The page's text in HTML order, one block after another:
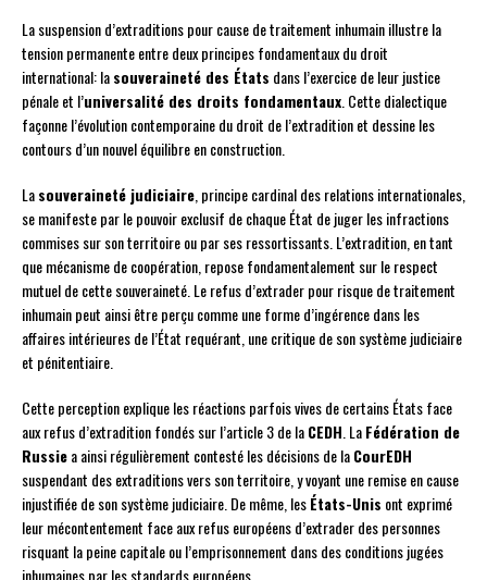
La suspension d’extraditions pour cause de traitement inhumain illustre la
tension permanente entre deux principes fondamentaux du droit
international: lasouveraineté des États dans l’exercice de leur justice
pénale et l’universalité des droits fondamentaux. Cette dialectique
façonne l’évolution contemporaine du droit de l’extradition et dessine les
contours d’un nouvel équilibre en construction.
Lasouveraineté judiciaire, principe cardinal des relations internationales,
se manifeste par le pouvoir exclusif de chaque État de juger les infractions
commises sur son territoire ou par ses ressortissants. L’extradition, en tant
que mécanisme de coopération, repose fondamentalement sur le respect
mutuel de cette souveraineté. Le refus d’extrader pour risque de traitement
inhumain peut ainsi être perçu comme une forme d’ingérence dans les
affaires intérieures de l’État requérant, une critique de son système judiciaire
et pénitentiaire.
Cette perception explique les réactions parfois vives de certains États face
aux refus d’extradition fondés sur l’article 3 de laCEDH. LaFédération de
Russiea ainsi régulièrement contesté les décisions de laCourEDH
suspendant des extraditions vers son territoire, y voyant une remise en cause
injustifiée de son système judiciaire. De même, lesÉtats-Unis ont exprimé
leur mécontentement face aux refus européens d’extrader des personnes
risquant la peine capitale ou l’emprisonnement dans des conditions jugées